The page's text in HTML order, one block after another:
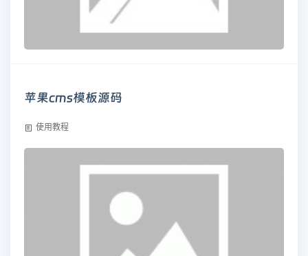
苹果cms模板源码
使用教程